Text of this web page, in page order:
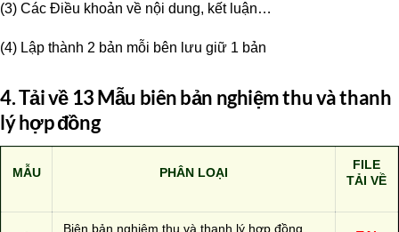
(3) Các Điều khoản về nội dung, kết luận…
(4) Lập thành 2 bản mỗi bên lưu giữ 1 bản
4. Tải về 13 Mẫu biên bản nghiệm thu và thanh
lý hợp đồng
MẪU PHÂN LOẠI
FILE
TẢI VỀ
Biên bản nghiệm thu và thanh lý hợp đồng